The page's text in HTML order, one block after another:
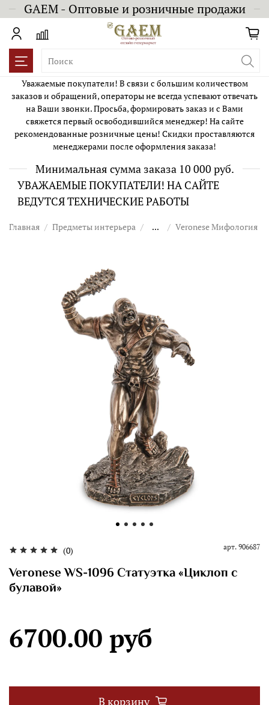
GAEM - Оптовые и розничные продажи
Уважаемые покупатели! В связи с большим количеством
заказов и обращений, операторы не всегда успевают отвечать
на Ваши звонки. Просьба, формировать заказ и с Вами
свяжется первый освободившийся менеджер! На сайте
рекомендованные розничные цены! Скидки проставляются
менеджерами после оформления заказа!
Минимальная сумма заказа 10 000 руб.
УВАЖАЕМЫЕ ПОКУПАТЕЛИ! НА САЙТЕ
ВЕДУТСЯ ТЕХНИЧЕСКИЕ РАБОТЫ
Главная Предметы интерьера ... Veronese Мифология
(0) арт. 906687
Veronese WS-1096 Статуэтка «Циклоп с
булавой»
6700.00 руб
В корзину